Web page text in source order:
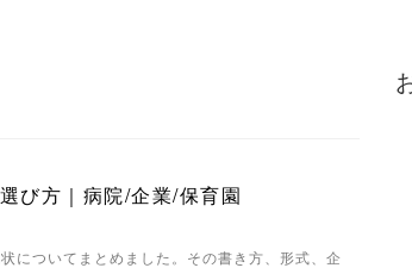
び方｜病院/企業/保育園
についてまとめました。その書き方、形式、企